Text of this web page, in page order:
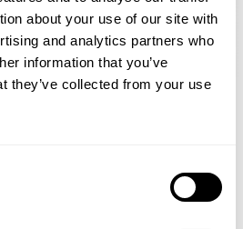
about your use of our site with
and analytics partners who
information that you’ve
they’ve collected from your use